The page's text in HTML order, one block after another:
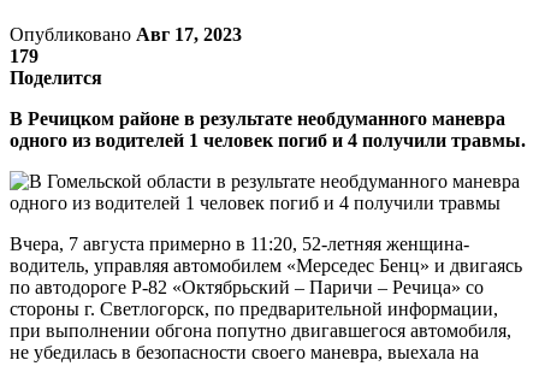
Опубликовано Авг 17, 2023
179
Поделится
В Речицком районе в результате необдуманного маневра
одного из водителей 1 человек погиб и 4 получили травмы.
Вчера, 7 августа примерно в 11:20, 52-летняя женщина-
водитель, управляя автомобилем «Мерседес Бенц» и двигаясь
по автодороге Р-82 «Октябрьский – Паричи – Речица» со
стороны г. Светлогорск, по предварительной информации,
при выполнении обгона попутно двигавшегося автомобиля,
не убедилась в безопасности своего маневра, выехала на